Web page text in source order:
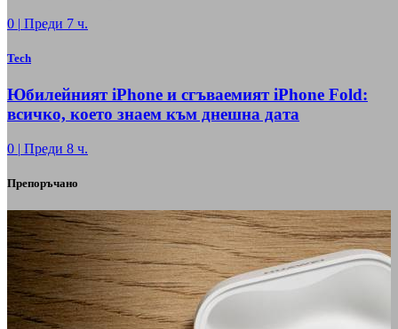
0 | Преди 7 ч.
Tech
Юбилейният iPhone и сгъваемият iPhone Fold:
всичко, което знаем към днешна дата
0 | Преди 8 ч.
Препоръчано